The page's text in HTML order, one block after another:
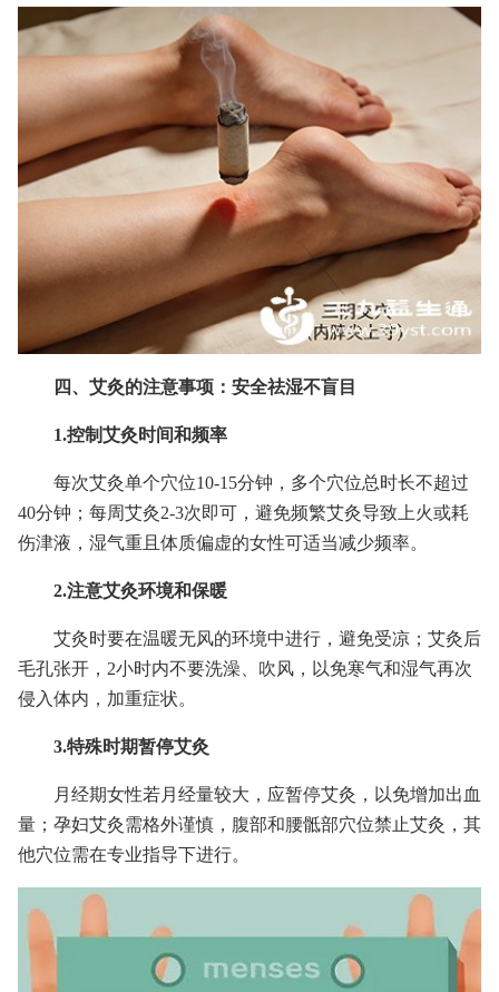
四、艾灸的注意事项：安全祛湿不盲目
1.控制艾灸时间和频率
每次艾灸单个穴位10-15分钟，多个穴位总时长不超过
40分钟；每周艾灸2-3次即可，避免频繁艾灸导致上火或耗
伤津液，湿气重且体质偏虚的女性可适当减少频率。
2.注意艾灸环境和保暖
艾灸时要在温暖无风的环境中进行，避免受凉；艾灸后
毛孔张开，2小时内不要洗澡、吹风，以免寒气和湿气再次
侵入体内，加重症状。
3.特殊时期暂停艾灸
月经期女性若月经量较大，应暂停艾灸，以免增加出血
量；孕妇艾灸需格外谨慎，腹部和腰骶部穴位禁止艾灸，其
他穴位需在专业指导下进行。